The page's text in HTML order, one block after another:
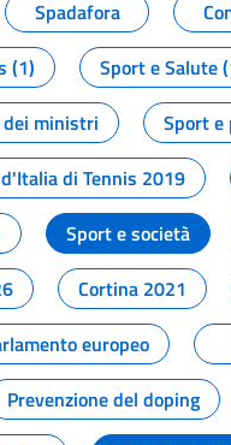
Spadafora
(1) Sport e Salute
dei ministri Sport
di Tennis 2019
Sport e società
Cortina 2021
europeo
Prevenzione del doping